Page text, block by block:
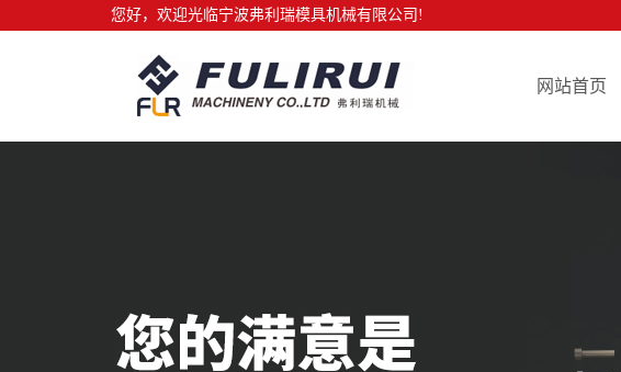
您好，欢迎光临宁波弗利瑞模具机械有限公司!
网站首页